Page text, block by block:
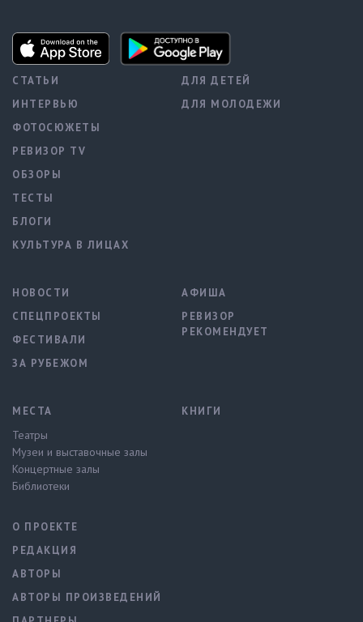
СТАТЬИ
ИНТЕРВЬЮ
ФОТОСЮЖЕТЫ
РЕВИЗОР TV
ОБЗОРЫ
ТЕСТЫ
БЛОГИ
КУЛЬТУРА В ЛИЦАХ
ДЛЯ ДЕТЕЙ
ДЛЯ МОЛОДЕЖИ
НОВОСТИ
СПЕЦПРОЕКТЫ
ФЕСТИВАЛИ
ЗА РУБЕЖОМ
АФИША
РЕВИЗОР
РЕКОМЕНДУЕТ
МЕСТА
Театры
Музеи и выставочные залы
Концертные залы
Библиотеки
КНИГИ
О ПРОЕКТЕ
РЕДАКЦИЯ
АВТОРЫ
АВТОРЫ ПРОИЗВЕДЕНИЙ